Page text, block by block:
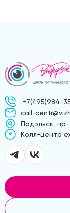
+7(495)984-
call-
Подольск,
Kолл-центр